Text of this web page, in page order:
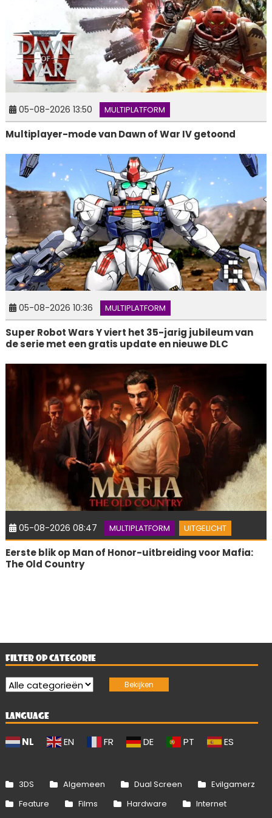
05-08-2026 13:50 MULTIPLATFORM
Multiplayer-mode van Dawn of War IV getoond
05-08-2026 10:36 MULTIPLATFORM
Super Robot Wars Y viert het 35-jarig jubileum van
de serie met een gratis update en nieuwe DLC
05-08-2026 08:47 MULTIPLATFORM UITGELICHT
Eerste blik op Man of Honor-uitbreiding voor Mafia:
The Old Country
FILTER OP CATEGORIE
LANGUAGE
NL EN FR DE PT ES
3DS Algemeen Dual Screen
Evilgamerz
Feature
Films Hardware
Internet